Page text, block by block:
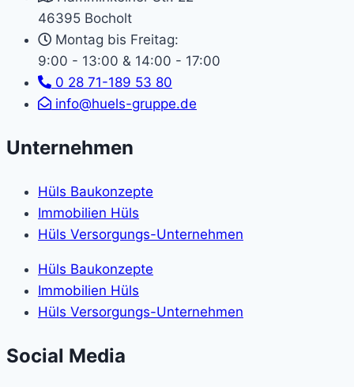
46395 Bocholt
Montag bis Freitag:
9:00 - 13:00 & 14:00 - 17:00
0 28 71-189 53 80
info@huels-gruppe.de
Unternehmen
Hüls Baukonzepte
Immobilien Hüls
Hüls Versorgungs-Unternehmen
Hüls Baukonzepte
Immobilien Hüls
Hüls Versorgungs-Unternehmen
Social Media